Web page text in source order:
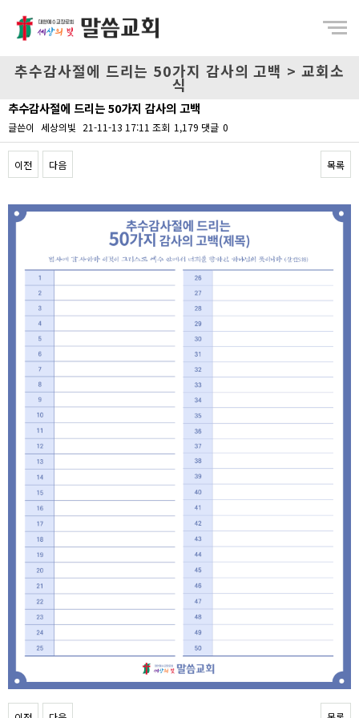
추수감사절에 드리는 50가지 감사의 고백 > 교회소
식
추수감사절에 드리는 50가지 감사의 고백
글쓴이 세상의빛 21-11-13 17:11 조회 1,179 댓글 0
이전 다음 목록
Content